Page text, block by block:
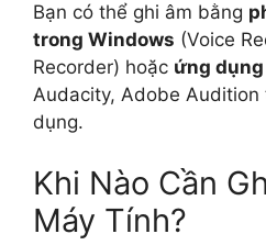
Bạn có thể ghi âm bằng
trong Windows (Voice
Recorder) hoặc ứng
Audacity, Adobe
dụng.
Khi Nào Cần
Máy Tính?